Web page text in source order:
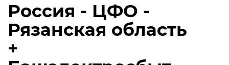
Россия - ЦФО -
Рязанская область
+